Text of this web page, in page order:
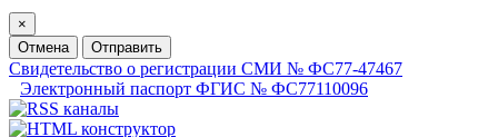
×
Отмена
Отправить
Свидетельство о регистрации СМИ № ФС77-47467
Электронный паспорт ФГИС № ФС77110096